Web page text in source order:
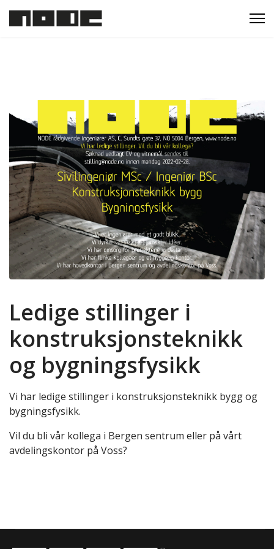
Ledige stillinger i
konstruksjonsteknikk
og bygningsfysikk
Vi har ledige stillinger i konstruksjonsteknikk bygg og
bygningsfysikk.
Vil du bli vår kollega i Bergen sentrum eller på vårt
avdelingskontor på Voss?